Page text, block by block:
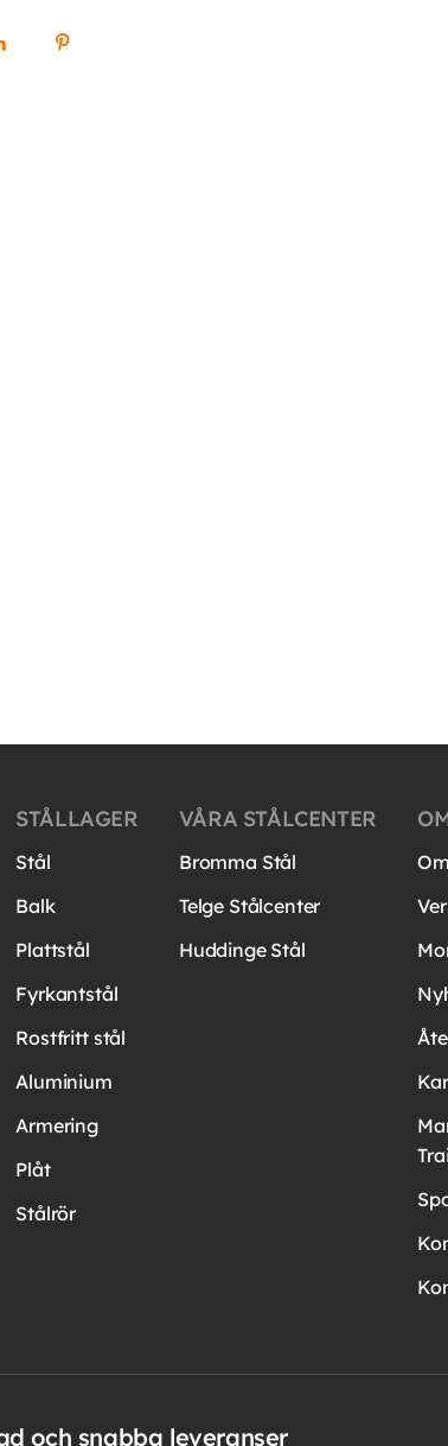
STÅLLAGER
Stål
Balk
Plattstål
Fyrkantstål
Rostfritt stål
Aluminium
Armering
Plåt
Stålrör
VÅRA STÅLCENTER
Bromma Stål
Telge Stålcenter
Huddinge Stål
och snabba leveranser